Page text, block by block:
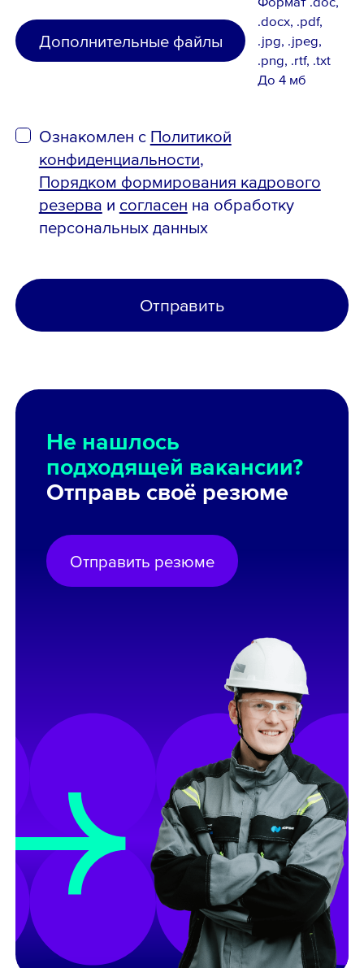
Дополнительные файлы
.docx, .pdf,
.jpg, .jpeg,
.png, .rtf, .txt
До 4 мб
Ознакомлен с Политикой
конфиденциальности,
Порядком формирования кадрового
резерва и согласен на обработку
персональных данных
Отправить
Не нашлось
подходящей вакансии?
Отправь своё резюме
Отправить резюме